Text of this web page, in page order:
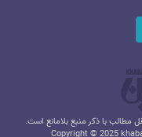
با ذکر منبع بلامانع است.
Copyright © 2025